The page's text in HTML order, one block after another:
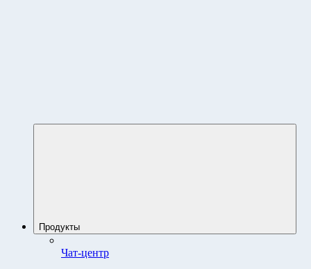
Продукты
Чат-центр